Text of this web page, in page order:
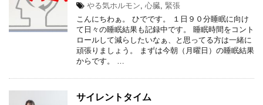
やる気ホルモン 心臓 緊張
こんにちわぁ。 ひでです。 １日９０分睡眠に向け
て日々の睡眠結果も記録中です。 睡眠時間をコント
ロールして減らしたいなぁ、と思ってる方は一緒に
頑張りましょう。 まずは今朝（月曜日）の睡眠結果
からです。 …
サイレントタイム